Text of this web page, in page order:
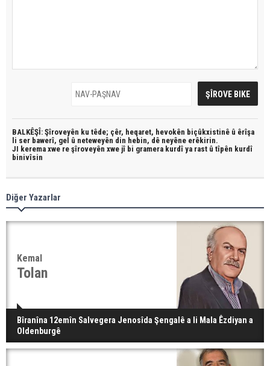
BALKÊŞÎ: Şîroveyên ku têde; çêr, heqaret, hevokên biçûkxistinê û êrîşa
li ser bawerî, gel û neteweyên din hebin, dê neyêne erêkirin.
JI kerema xwe re şîroveyên xwe jî bi gramera kurdî ya rast û tîpên kurdî
binivîsin
Diğer Yazarlar
Kemal
Tolan
Bîranîna 12emîn Salvegera Jenosîda Şengalê a li Mala Êzdiyan a
Oldenburgê